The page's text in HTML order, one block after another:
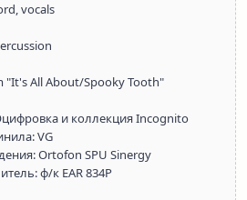
vocals
"It's All About/Spooky Tooth"
и коллекция Incognito
VG
Ortofon SPU Sinergy
ф/к EAR 834P